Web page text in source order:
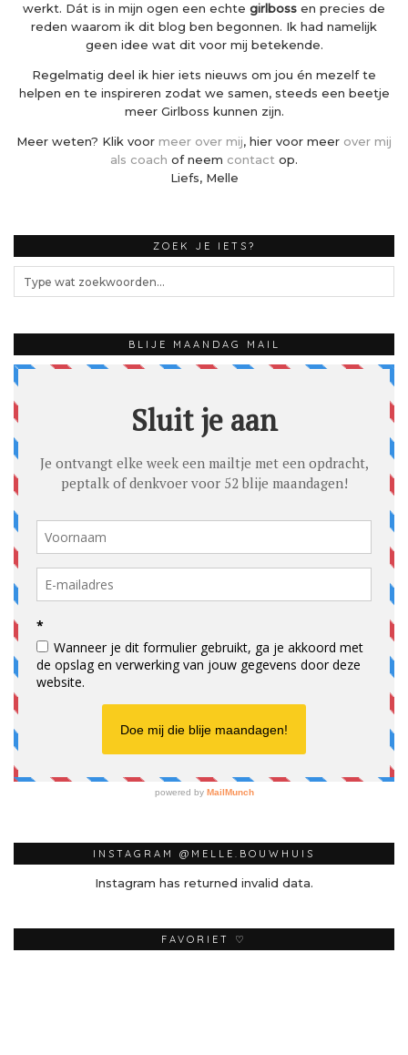
werkt. Dát is in mijn ogen een echte girlboss en precies de
reden waarom ik dit blog ben begonnen. Ik had namelijk
geen idee wat dit voor mij betekende.
Regelmatig deel ik hier iets nieuws om jou én mezelf te
helpen en te inspireren zodat we samen, steeds een beetje
meer Girlboss kunnen zijn.
Meer weten? Klik voor meer over mij, hier voor meer over mij
als coach of neem contact op.
Liefs, Melle
ZOEK JE IETS?
BLIJE MAANDAG MAIL
INSTAGRAM @MELLE.BOUWHUIS
Instagram has returned invalid data.
FAVORIET ♡